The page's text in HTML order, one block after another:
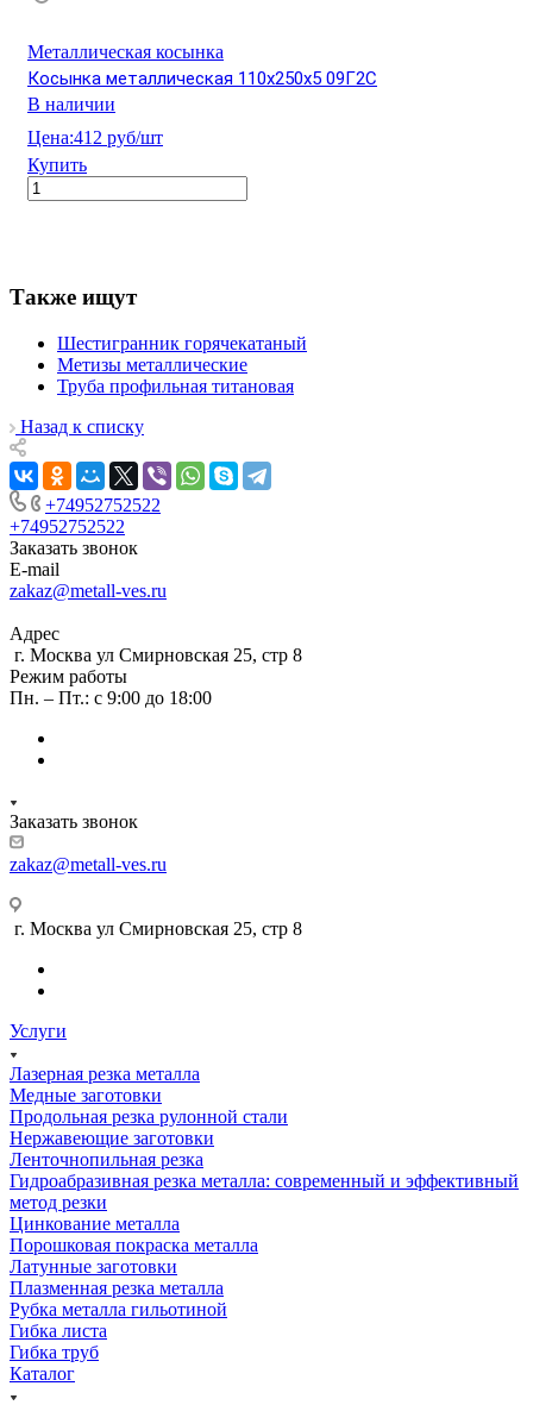
Металлическая косынка
Косынка металлическая 110х250х5 09Г2С
В наличии
Цена:412 руб/шт
Купить
Также ищут
Шестигранник горячекатаный
Метизы металлические
Труба профильная титановая
Назад к списку
+74952752522
+74952752522
Заказать звонок
E-mail
zakaz@metall-ves.ru
Адрес
г. Москва ул Смирновская 25, стр 8
Режим работы
Пн. – Пт.: с 9:00 до 18:00
Заказать звонок
zakaz@metall-ves.ru
г. Москва ул Смирновская 25, стр 8
Услуги
Лазерная резка металла
Медные заготовки
Продольная резка рулонной стали
Нержавеющие заготовки
Ленточнопильная резка
Гидроабразивная резка металла: современный и эффективный
метод резки
Цинкование металла
Порошковая покраска металла
Латунные заготовки
Плазменная резка металла
Рубка металла гильотиной
Гибка листа
Гибка труб
Каталог